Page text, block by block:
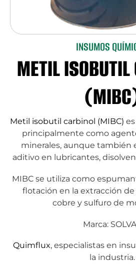
INSUMOS
METIL
Metil isobutil carbinol (MIBC)
principalmente como
minerales, aunque también
aditivo en lubricantes,
MIBC se utiliza como
flotación en la extracción
cobre y sulfuro de
Marca:
Quimflux, especialistas en
la industria.